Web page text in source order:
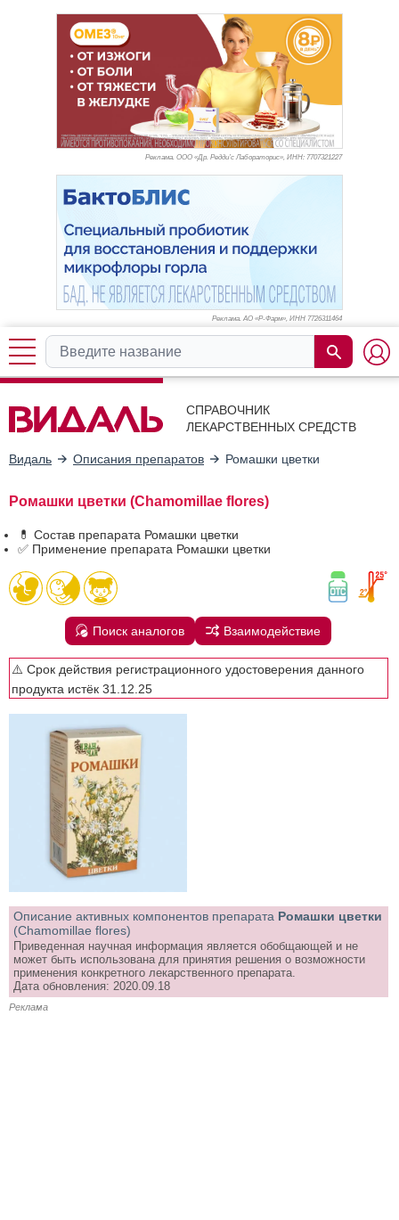
Реклама. ООО «Др. Редди’с Лабораторис», ИНН: 7707321227
Реклама. АО «Р-Фарм», ИНН 7726311464
СПРАВОЧНИК
ЛЕКАРСТВЕННЫХ СРЕДСТВ
Видаль Описания препаратов Ромашки цветки
Ромашки цветки (Chamomillae flores)
💊 Состав препарата Ромашки цветки
✅ Применение препарата Ромашки цветки
Поиск аналогов Взаимодействие
⚠️ Срок действия регистрационного удостоверения данного
продукта истёк 31.12.25
Описание активных компонентов препарата Ромашки цветки
(Chamomillae flores)
Приведенная научная информация является обобщающей и не
может быть использована для принятия решения о возможности
применения конкретного лекарственного препарата.
Дата обновления: 2020.09.18
Реклама